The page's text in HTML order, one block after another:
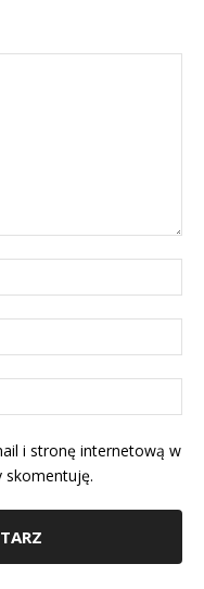
i stronę internetową w
skomentuję.